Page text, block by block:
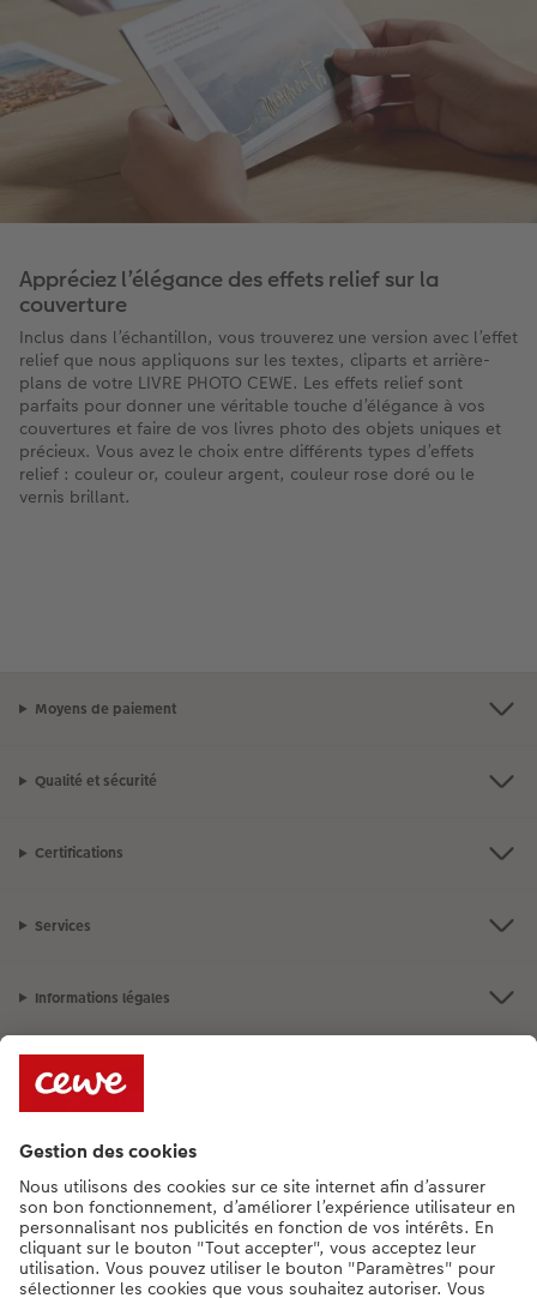
Appréciez l’élégance des effets relief sur la
couverture
Inclus dans l’échantillon, vous trouverez une version avec l’effet
relief que nous appliquons sur les textes, cliparts et arrière-
plans de votre LIVRE PHOTO CEWE. Les effets relief sont
parfaits pour donner une véritable touche d’élégance à vos
couvertures et faire de vos livres photo des objets uniques et
précieux. Vous avez le choix entre différents types d’effets
relief : couleur or, couleur argent, couleur rose doré ou le
vernis brillant.
Moyens de paiement
Qualité et sécurité
Certifications
Services
Informations légales
Assortiment
**Besoin d'aide ou d'un conseil pour créer votre produit ?015 29 56 13
[Lu-Ve : 9:00 - 20:00h | Sa : 9.00 - 17:00h | Di : 12.00 - 16:00h]